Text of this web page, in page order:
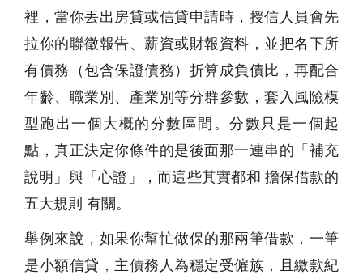
裡，當你丟出房貸或信貸申請時，授信人員會先
拉你的聯徵報告、薪資或財報資料，並把名下所
有債務（包含保證債務）折算成負債比，再配合
年齡、職業別、產業別等分群參數，套入風險模
型跑出一個大概的分數區間。分數只是一個起
點，真正決定你條件的是後面那一連串的「補充
說明」與「心證」，而這些其實都和 擔保借款的
五大規則 有關。
舉例來說，如果你幫忙做保的那兩筆借款，一筆
是小額信貸，主債務人為穩定受僱族，且繳款紀